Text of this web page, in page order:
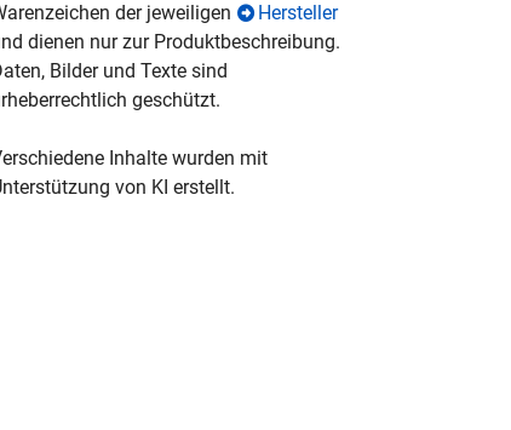
der jeweiligen
Hersteller
dienen nur zur Produktbeschreibung.
Bilder und Texte sind
geschützt.
Inhalte wurden mit
von KI erstellt.